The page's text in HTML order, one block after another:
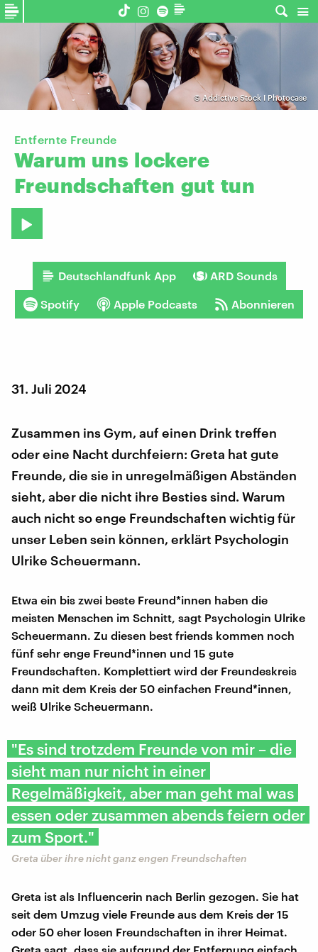
© Addictive Stock I Photocase
Entfernte Freunde
Warum uns lockere
Freundschaften gut tun
Deutschlandfunk App ARD Sounds
Spotify Apple Podcasts Abonnieren
31. Juli 2024
Zusammen ins Gym, auf einen Drink treffen
oder eine Nacht durchfeiern: Greta hat gute
Freunde, die sie in unregelmäßigen Abständen
sieht, aber die nicht ihre Besties sind. Warum
auch nicht so enge Freundschaften wichtig für
unser Leben sein können, erklärt Psychologin
Ulrike Scheuermann.
Etwa ein bis zwei beste Freund*innen haben die
meisten Menschen im Schnitt, sagt Psychologin Ulrike
Scheuermann. Zu diesen best friends kommen noch
fünf sehr enge Freund*innen und 15 gute
Freundschaften. Komplettiert wird der Freundeskreis
dann mit dem Kreis der 50 einfachen Freund*innen,
weiß Ulrike Scheuermann.
"Es sind trotzdem Freunde von mir – die
sieht man nur nicht in einer
Regelmäßigkeit, aber man geht mal was
essen oder zusammen abends feiern oder
zum Sport."
Greta über ihre nicht ganz engen Freundschaften
Greta ist als Influencerin nach Berlin gezogen. Sie hat
seit dem Umzug viele Freunde aus dem Kreis der 15
oder 50 eher losen Freundschaften in ihrer Heimat.